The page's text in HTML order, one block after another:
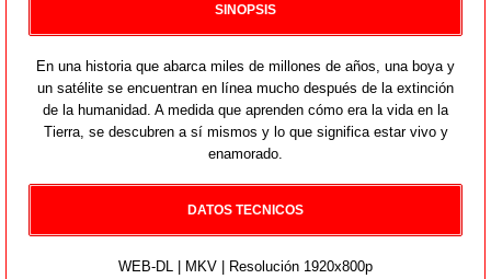
SINOPSIS
En una historia que abarca miles de millones de años, una boya y
un satélite se encuentran en línea mucho después de la extinción
de la humanidad. A medida que aprenden cómo era la vida en la
Tierra, se descubren a sí mismos y lo que significa estar vivo y
enamorado.
DATOS TECNICOS
WEB-DL | MKV | Resolución 1920x800p